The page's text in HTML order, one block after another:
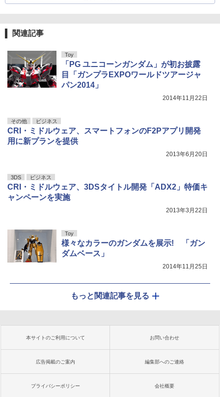
関連記事
Toy
「PG ユニコーンガンダム」が初お披露
目「ガンプラEXPOワールドツアージャ
パン2014」
2014年11月22日
その他 ビジネス
CRI・ミドルウェア、スマートフォンのF2Pアプリ開発
用に新プランを提供
2013年6月20日
3DS ビジネス
CRI・ミドルウェア、3DSタイトル開発「ADX2」特価キ
ャンペーンを実施
2013年3月22日
Toy
様々なカラーのガンダムを展示! 「ガン
ダムベース」
2014年11月25日
もっと関連記事を見る
本サイトのご利用について お問い合わせ
広告掲載のご案内 編集部へのご連絡
プライバシーポリシー 会社概要